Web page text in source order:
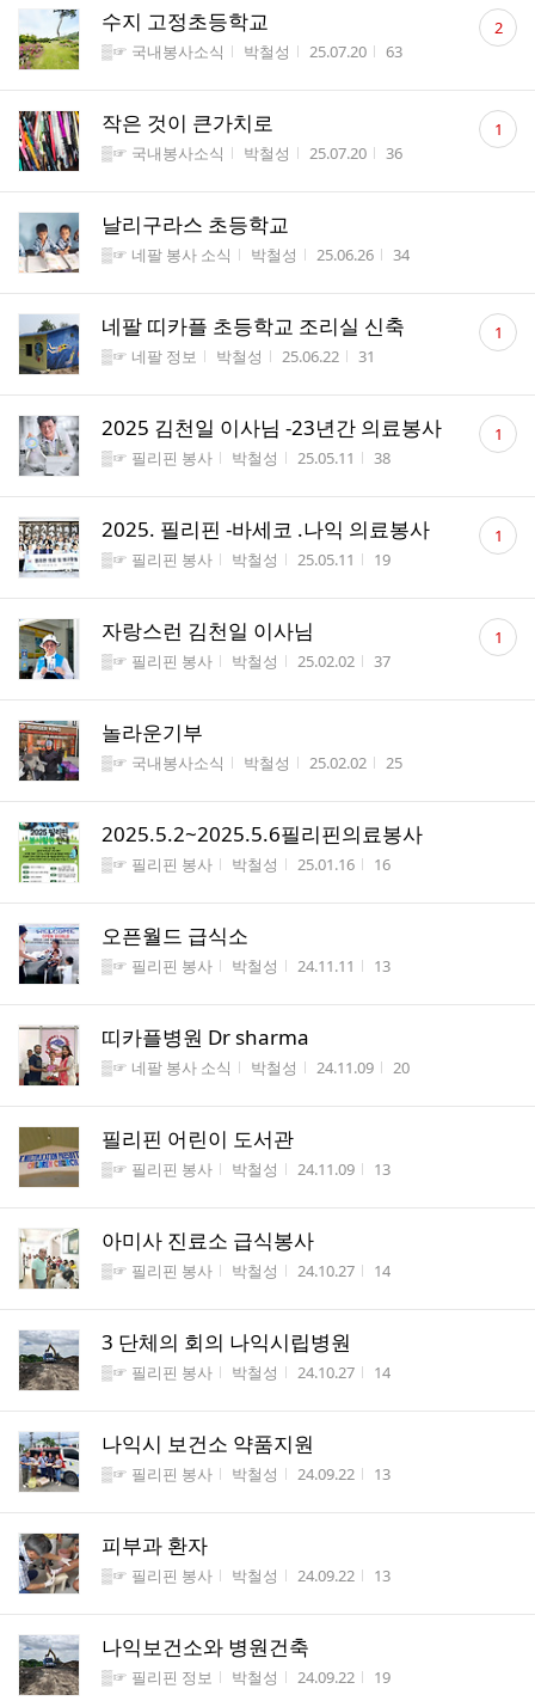
수지 고정초등학교
게시판명
▒☞ 국내봉사소식 작성자
박철성 작성시간
25.07.20 조회수
63
댓
글 2
작은 것이 큰가치로
게시판명
▒☞ 국내봉사소식 작성자
박철성 작성시간
25.07.20 조회수
36
댓
글 1
날리구라스 초등학교
게시판명
▒☞ 네팔 봉사 소식 작성자
박철성 작성시간
25.06.26 조회수
34
네팔 띠카플 초등학교 조리실 신축
게시판명
▒☞ 네팔 정보 작성자
박철성 작성시간
25.06.22 조회수
31
댓
글 1
2025 김천일 이사님 -23년간 의료봉사
게시판명
▒☞ 필리핀 봉사 작성자
박철성 작성시간
25.05.11 조회수
38
댓
글 1
2025. 필리핀 -바세코 .나익 의료봉사
게시판명
▒☞ 필리핀 봉사 작성자
박철성 작성시간
25.05.11 조회수
19
댓
글 1
자랑스런 김천일 이사님
게시판명
▒☞ 필리핀 봉사 작성자
박철성 작성시간
25.02.02 조회수
37
댓
글 1
놀라운기부
게시판명
▒☞ 국내봉사소식 작성자
박철성 작성시간
25.02.02 조회수
25
2025.5.2~2025.5.6필리핀의료봉사
게시판명
▒☞ 필리핀 봉사 작성자
박철성 작성시간
25.01.16 조회수
16
오픈월드 급식소
게시판명
▒☞ 필리핀 봉사 작성자
박철성 작성시간
24.11.11 조회수
13
띠카플병원 Dr sharma
게시판명
▒☞ 네팔 봉사 소식 작성자
박철성 작성시간
24.11.09 조회수
20
필리핀 어린이 도서관
게시판명
▒☞ 필리핀 봉사 작성자
박철성 작성시간
24.11.09 조회수
13
아미사 진료소 급식봉사
게시판명
▒☞ 필리핀 봉사 작성자
박철성 작성시간
24.10.27 조회수
14
3 단체의 회의 나익시립병원
게시판명
▒☞ 필리핀 봉사 작성자
박철성 작성시간
24.10.27 조회수
14
나익시 보건소 약품지원
게시판명
▒☞ 필리핀 봉사 작성자
박철성 작성시간
24.09.22 조회수
13
피부과 환자
게시판명
▒☞ 필리핀 봉사 작성자
박철성 작성시간
24.09.22 조회수
13
나익보건소와 병원건축
게시판명
▒☞ 필리핀 정보 작성자
박철성 작성시간
24.09.22 조회수
19